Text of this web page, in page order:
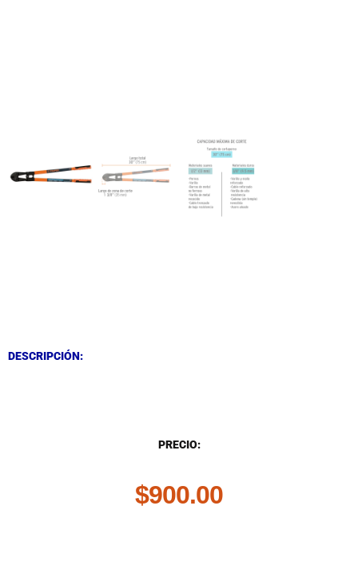
DESCRIPCIÓN:
PRECIO:
$900.00